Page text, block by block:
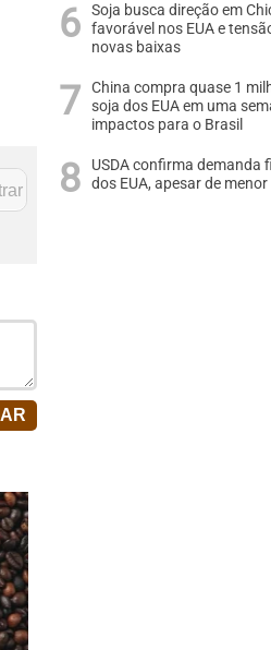
Soja busca direção em
favorável nos EUA e
novas baixas
China compra quase 1
soja dos EUA em uma
impactos para o Brasil
USDA confirma demanda
dos EUA, apesar de